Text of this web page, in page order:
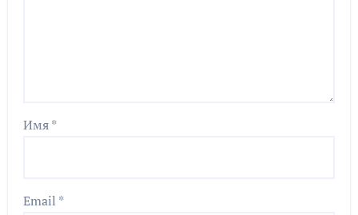
Имя*
Email *